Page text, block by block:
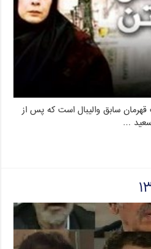
قهرمان سابق والیبال است که پس از
…